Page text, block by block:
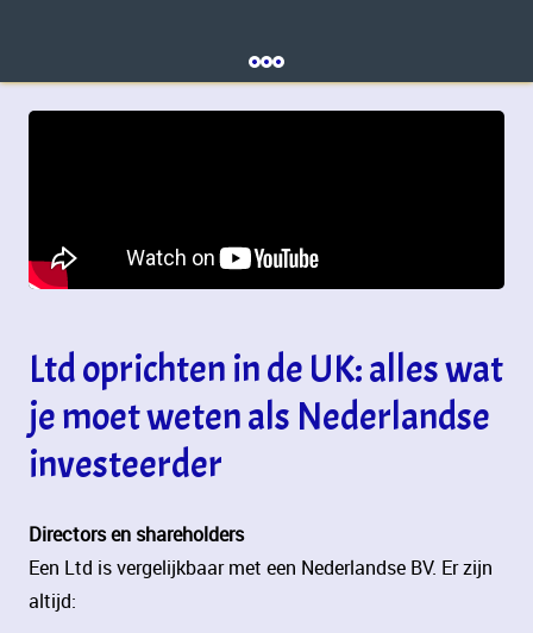
Ltd oprichten in de UK: alles wat
je moet weten als Nederlandse
investeerder
Directors en shareholders
Een Ltd is vergelijkbaar met een Nederlandse BV. Er zijn
altijd: